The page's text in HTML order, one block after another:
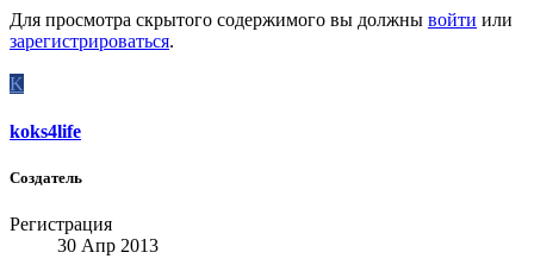
Для просмотра скрытого содержимого вы должны войти или
зарегистрироваться.
K
koks4life
Создатель
Регистрация
30 Апр 2013